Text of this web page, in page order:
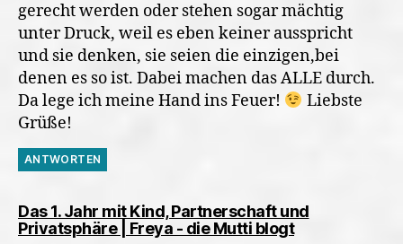
gerecht werden oder stehen sogar mächtig
unter Druck, weil es eben keiner ausspricht
und sie denken, sie seien die einzigen,bei
denen es so ist. Dabei machen das ALLE durch.
Da lege ich meine Hand ins Feuer!
Liebste
Grüße!
ANTWORTEN
Das 1. Jahr mit Kind, Partnerschaft und
Privatsphäre | Freya - die Mutti blogtsagt: